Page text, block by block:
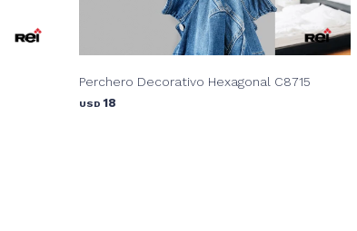
Perchero Decorativo Hexagonal C8715
USD 18